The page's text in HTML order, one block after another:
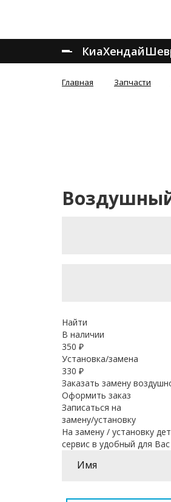
КиаХендай
Главная Запчасти
Найти
В наличии
350 ₽
Установка/замена
330 ₽
Заказать замену
Оформить заказ
Записаться на
замену/установку
На замену / установку
сервис в удобный для